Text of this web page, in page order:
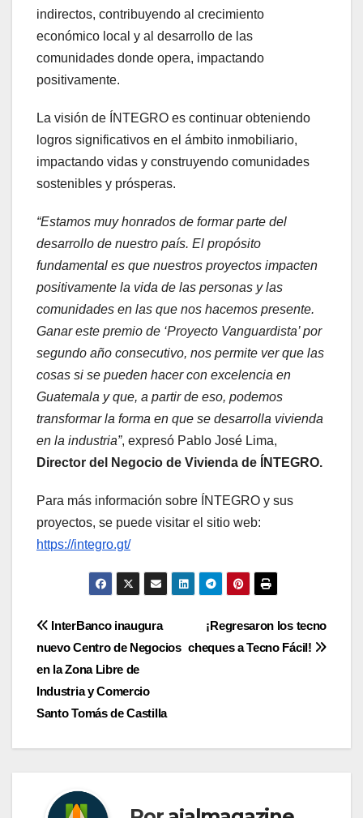
indirectos, contribuyendo al crecimiento
económico local y al desarrollo de las
comunidades donde opera, impactando
positivamente.
La visión de ÍNTEGRO es continuar obteniendo
logros significativos en el ámbito inmobiliario,
impactando vidas y construyendo comunidades
sostenibles y prósperas.
“Estamos muy honrados de formar parte del
desarrollo de nuestro país. El propósito
fundamental es que nuestros proyectos impacten
positivamente la vida de las personas y las
comunidades en las que nos hacemos presente.
Ganar este premio de ‘Proyecto Vanguardista’ por
segundo año consecutivo, nos permite ver que las
cosas si se pueden hacer con excelencia en
Guatemala y que, a partir de eso, podemos
transformar la forma en que se desarrolla vivienda
en la industria”, expresó Pablo José Lima,
Director del Negocio de Vivienda de ÍNTEGRO.
Para más información sobre ÍNTEGRO y sus
proyectos, se puede visitar el sitio web:
https://integro.gt/
Navegación
de
entradas
¡Regresaron los tecno
cheques a Tecno Fácil!
InterBanco inaugura
nuevo Centro de Negocios
en la Zona Libre de
Industria y Comercio
Santo Tomás de Castilla